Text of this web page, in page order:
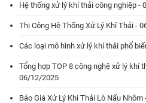
Hệ thống xử lý khí thải công nghiệp -
Thi Công Hệ Thống Xử Lý Khí Thải -
Các loại mô hình xử lý khí thải phổ
Tổng hợp TOP 8 công nghệ xử lý khí
06/12/2025
Báo Giá Xử Lý Khí Thải Lò Nấu